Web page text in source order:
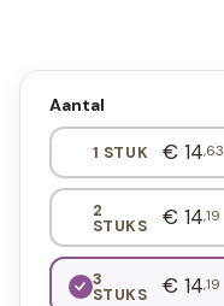
Aantal
1 STUK € 14,63
2
STUKS € 14,19
3
STUKS € 14,19